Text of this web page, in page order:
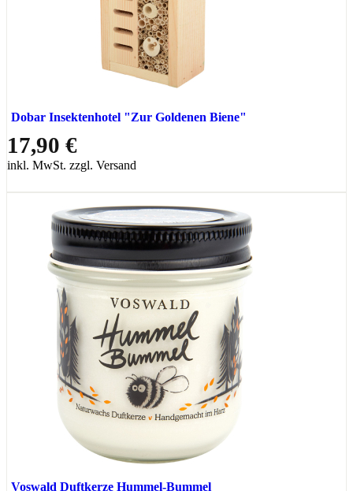
Dobar Insektenhotel "Zur Goldenen Biene"
17,90 €
inkl. MwSt. zzgl. Versand
Voswald Duftkerze Hummel-Bummel